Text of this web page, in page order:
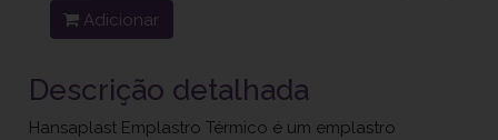
Adicionar
Descrição detalhada
Hansaplast Emplastro Térmico é um emplastro